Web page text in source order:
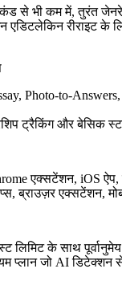
से भी कम में, तुरंत
एडिटलेकिन रीराइट के
Photo-to-
ट्रैकिंग और बेसिक
एक्सटेंशन, iOS
ब्राउज़र एक्सटेंशन,
लिमिट के साथ
प्लान जो AI डिटेक्शन